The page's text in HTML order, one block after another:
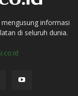
informasi
di seluruh dunia.